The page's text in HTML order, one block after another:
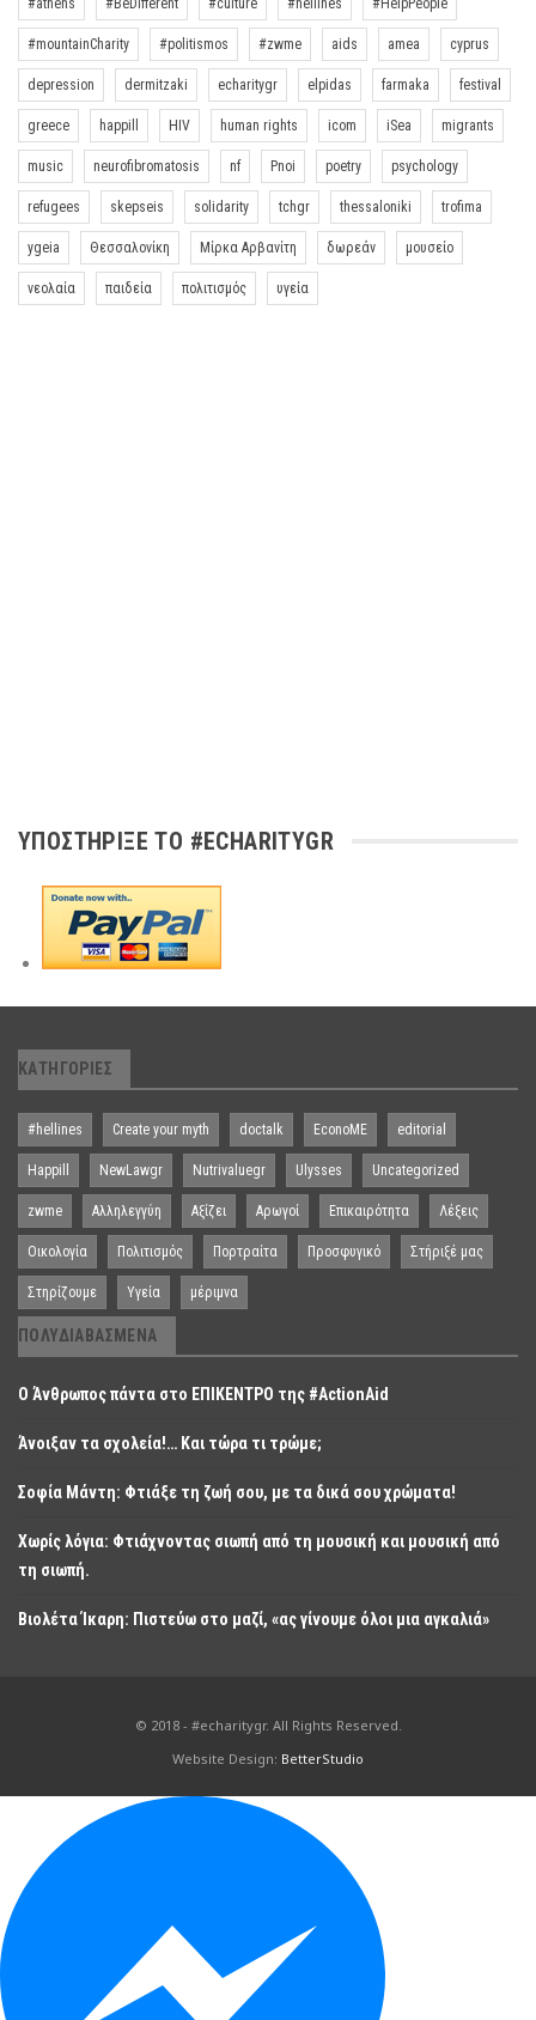
#athens #BeDifferent #culture #hellines #HelpPeople
#mountainCharity #politismos #zwme aids amea cyprus
depression dermitzaki echaritygr elpidas farmaka festival
greece happill HIV human rights icom iSea migrants
music neurofibromatosis nf Pnoi poetry psychology
refugees skepseis solidarity tchgr thessaloniki trofima
ygeia Θεσσαλονίκη Μίρκα Αρβανίτη δωρεάν μουσείο
νεολαία παιδεία πολιτισμός υγεία
ΥΠΟΣΤΉΡΙΞΕ ΤΟ #ECHARITYGR
ΚΑΤΗΓΟΡΊΕΣ
#hellines Create your myth doctalk EconoME editorial
Happill NewLawgr Nutrivaluegr Ulysses Uncategorized
zwme Αλληλεγγύη Αξίζει Αρωγοί Επικαιρότητα Λέξεις
Οικολογία Πολιτισμός Πορτραίτα Προσφυγικό Στήριξέ μας
Στηρίζουμε Υγεία μέριμνα
ΠΟΛΥΔΙΑΒΑΣΜΈΝΑ
Ο Άνθρωπος πάντα στο ΕΠΙΚΕΝΤΡΟ της #ActionAid
Άνοιξαν τα σχολεία!… Και τώρα τι τρώμε;
Σοφία Μάντη: Φτιάξε τη ζωή σου, με τα δικά σου χρώματα!
Χωρίς λόγια: Φτιάχνοντας σιωπή από τη μουσική και μουσική από
τη σιωπή.
Βιολέτα Ίκαρη: Πιστεύω στο μαζί, «ας γίνουμε όλοι μια αγκαλιά»
© 2018 - #echaritygr. All Rights Reserved.
Website Design: BetterStudio